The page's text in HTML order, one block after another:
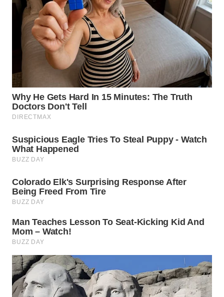
WN
BOGOR
WN
TAPANULI
UTARA
WN
SAMOSIR
PADANG
LAWAS
WN
SUMEDANG
WN
CIANJUR